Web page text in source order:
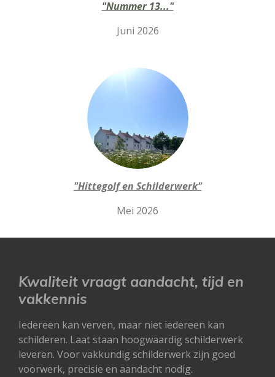
"Nummer 13..."
Juni 2026
"Hittegolf en Schilderwerk"
Mei 2026
Kwaliteit vraagt aandacht, tijd en
vakkennis
Iedereen kan verven, maar niet iedereen kan
schilderen. Laat staan hoogwaardig schilderwerk
leveren. Voor vakkundig schilderwerk zijn goed
voorwerk, precisie en aandacht nodig.